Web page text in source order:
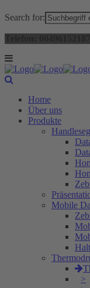
Search for:
Home
Über uns
Produkte
Mobile